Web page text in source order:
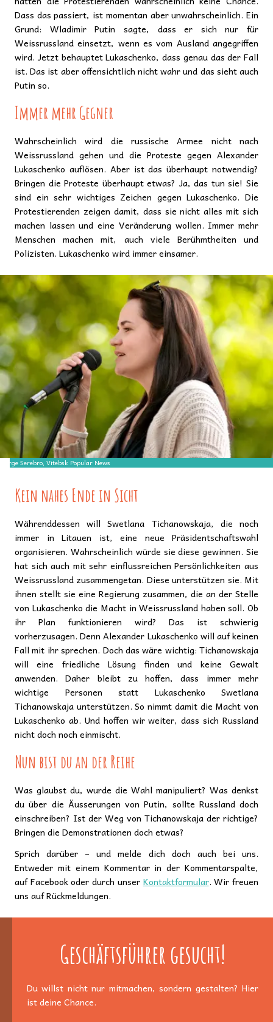
Dass das passiert, ist momentan aber unwahrscheinlich. Ein
Grund: Wladimir Putin sagte, dass er sich nur für
Weissrussland einsetzt, wenn es vom Ausland angegriffen
wird. Jetzt behauptet Lukaschenko, dass genau das der Fall
ist. Das ist aber offensichtlich nicht wahr und das sieht auch
Putin so.
Immer mehr Gegner
Wahrscheinlich wird die russische Armee nicht nach
Weissrussland gehen und die Proteste gegen Alexander
Lukaschenko auflösen. Aber ist das überhaupt notwendig?
Bringen die Proteste überhaupt etwas? Ja, das tun sie! Sie
sind ein sehr wichtiges Zeichen gegen Lukaschenko. Die
Protestierenden zeigen damit, dass sie nicht alles mit sich
machen lassen und eine Veränderung wollen. Immer mehr
Menschen machen mit, auch viele Berühmtheiten und
Polizisten. Lukaschenko wird immer einsamer.
Serge Serebro, Vitebsk Popular News
​Kein nahes Ende in Sicht
Währenddessen will Swetlana Tichanowskaja, die noch
immer in Litauen ist, eine neue Präsidentschaftswahl
organisieren. Wahrscheinlich würde sie diese gewinnen. Sie
hat sich auch mit sehr einflussreichen Persönlichkeiten aus
Weissrussland zusammengetan. Diese unterstützen sie. Mit
ihnen stellt sie eine Regierung zusammen, die an der Stelle
von Lukaschenko die Macht in Weissrussland haben soll. Ob
ihr Plan funktionieren wird? Das ist schwierig
vorherzusagen. Denn Alexander Lukaschenko will auf keinen
Fall mit ihr sprechen. Doch das wäre wichtig: Tichanowskaja
will eine friedliche Lösung finden und keine Gewalt
anwenden. Daher bleibt zu hoffen, dass immer mehr
wichtige Personen statt Lukaschenko Swetlana
Tichanowskaja unterstützen. So nimmt damit die Macht von
Lukaschenko ab. Und hoffen wir weiter, dass sich Russland
nicht doch noch einmischt.
Nun bist du an der Reihe
Was glaubst du, wurde die Wahl manipuliert? Was denkst
du über die Äusserungen von Putin, sollte Russland doch
einschreiben? Ist der Weg von Tichanowskaja der richtige?
Bringen die Demonstrationen doch etwas?
Sprich darüber – und melde dich doch auch bei uns.
Entweder mit einem Kommentar in der Kommentarspalte,
auf Facebook oder durch unser Kontaktformular. Wir freuen
uns auf Rückmeldungen.
Geschäftsführer gesucht!
Du willst nicht nur mitmachen, sondern gestalten? Hier
ist deine Chance.